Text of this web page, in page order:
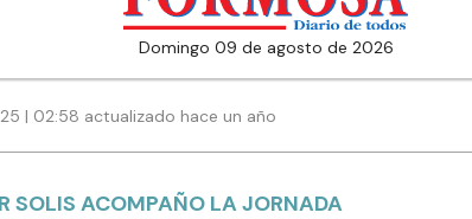
domingo 09 de agosto de 2026
| 02:58 actualizado hace un año
SOLIS ACOMPAÑO LA JORNADA